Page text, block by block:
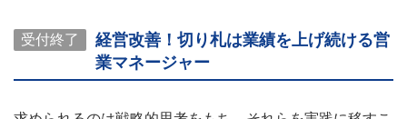
受付終了
経営改善！切り札は業績を上げ続ける営
業マネージャー